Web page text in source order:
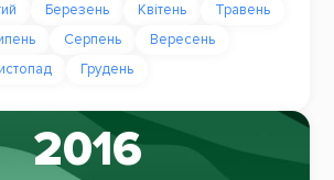
Березень Квітень
Травень
Серпень
Вересень
Грудень
2016